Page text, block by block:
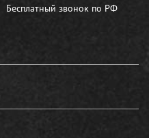
Бесплатный звонок по РФ